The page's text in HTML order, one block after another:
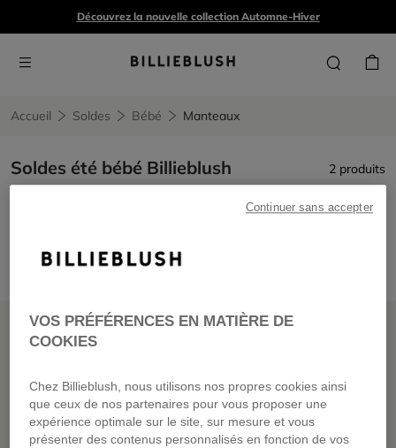
Découvrez la nouvelle collection Automne-Hiver
Accueil Soldes Bébé Manteaux
Soldes été bébé Billieblush 2 produits
PRIX DOUX PRIX DOUX
VOS PRÉFÉRENCES EN MATIÈRE DE
COOKIES
Chez Billieblush, nous utilisons nos propres cookies ainsi
que ceux de nos partenaires pour vous proposer une
expérience optimale sur le site, sur mesure et vous
présenter des contenus personnalisés en fonction de vos
Continuer sans accepter